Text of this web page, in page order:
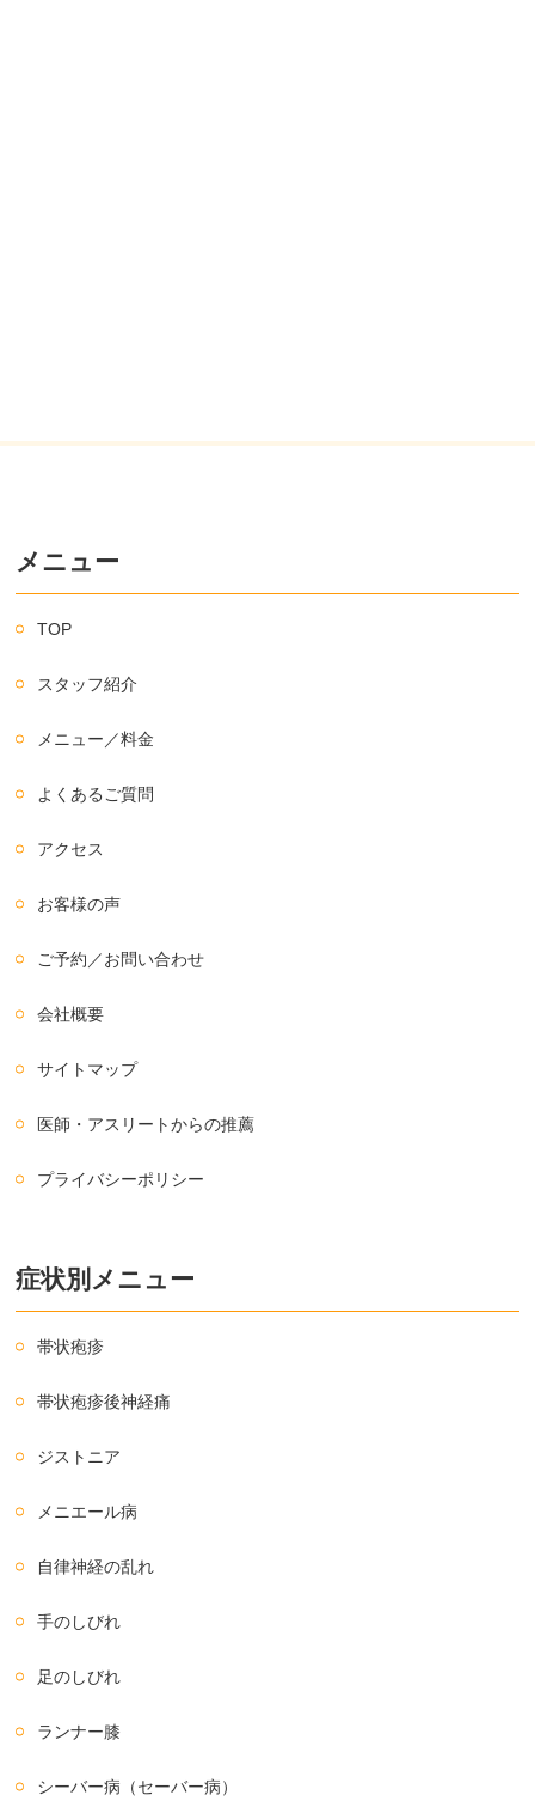
メニュー
TOP
スタッフ紹介
メニュー／料金
よくあるご質問
アクセス
お客様の声
ご予約／お問い合わせ
会社概要
サイトマップ
医師・アスリートからの推薦
プライバシーポリシー
症状別メニュー
帯状疱疹
帯状疱疹後神経痛
ジストニア
メニエール病
自律神経の乱れ
手のしびれ
足のしびれ
ランナー膝
シーバー病（セーバー病）